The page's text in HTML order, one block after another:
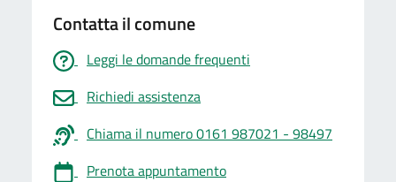
Contatta il comune
Leggi le domande frequenti
Richiedi assistenza
Chiama il numero 0161 987021 - 98497
Prenota appuntamento